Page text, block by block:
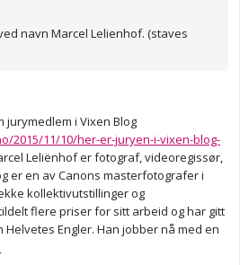
navn Marcel Lelienhof. (staves
jurymedlem i Vixen Blog
2015/11/10/her-er-juryen-i-vixen-blog-
Leliënhof er fotograf, videoregissør,
er en av Canons masterfotografer i
kollektivutstillinger og
flere priser for sitt arbeid og har gitt
Engler. Han jobber nå med en